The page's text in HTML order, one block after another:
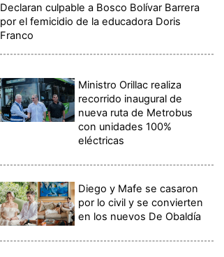
Declaran culpable a Bosco Bolívar Barrera
por el femicidio de la educadora Doris
Franco
Ministro Orillac realiza
recorrido inaugural de
nueva ruta de Metrobus
con unidades 100%
eléctricas
Diego y Mafe se casaron
por lo civil y se convierten
en los nuevos De Obaldía